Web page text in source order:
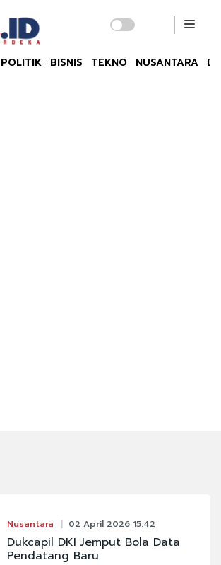
POLITIK BISNIS TEKNO NUSANTARA
Nusantara 02 April 2026 15:42
Dukcapil DKI Jemput Bola Data
Pendatang Baru